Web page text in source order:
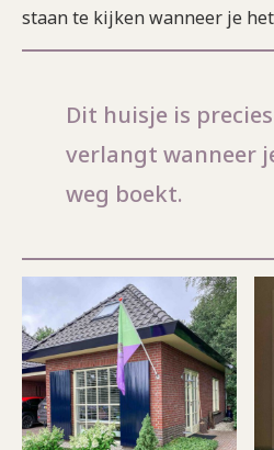
staan te kijken wanneer je
Dit huisje is
verlangt wanneer
weg boekt.